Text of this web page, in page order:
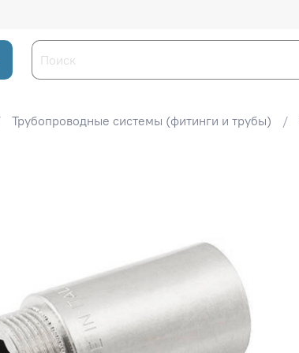
Трубопроводные системы (фитинги и трубы)